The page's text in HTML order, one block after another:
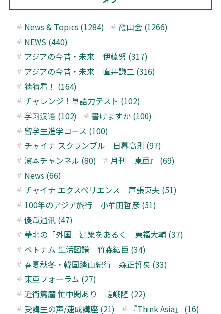
News & Topics (1284)
霞山会 (1266)
NEWS (440)
アジアの今昔・未来 伊藤努 (317)
アジアの今昔・未来 直井謙二 (316)
猜猜看！ (164)
チャレンジ！単語力テスト (102)
学习汉语 (102)
書けますか (100)
留学生進学コース (100)
チャイナ スクランブル 日暮高則 (97)
濱本チャンネル (80)
月刊『東亜』 (69)
News (66)
チャイナ エクスペリエンス 戸張東夫 (51)
100年のアジア旅行 小牟田哲彦 (51)
傻瓜通讯 (47)
華北の「外国」建築をあるく 東福大輔 (37)
ベトナム 生活図譜 竹森紘臣 (34)
春夏秋冬・韓国踏山紀行 森正哲央 (33)
東亜フォーラム (27)
近衞篤麿 忙中閑あり 嵯峨隆 (22)
受講生の声/速成講座 (21)
『Think Asia』 (16)